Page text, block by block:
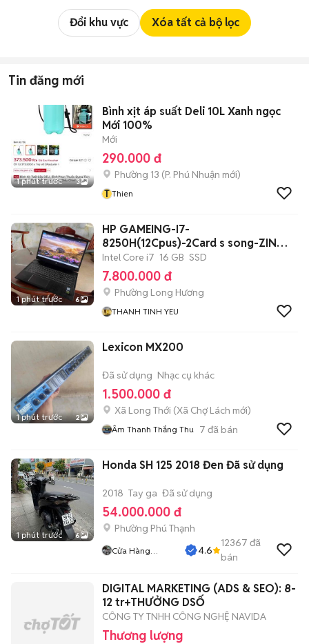
Đổi khu vực Xóa tất cả bộ lọc
Tin đăng mới
1 phút trước 3
Bình xịt áp suất Deli 10L Xanh ngọc
Mới 100%
Mới
290.000 đ
Phường 13 (P. Phú Nhuận mới)
T Thien
1 phút trước 6
HP GAMEING-I7-
8250H(12Cpus)-2Card s song-ZIN
TEM
Intel Core i7 16 GB SSD
7.800.000 đ
Phường Long Hương
THANH TINH YEU
1 phút trước 2
Lexicon MX200
Đã sử dụng Nhạc cụ khác
1.500.000 đ
Xã Long Thới (Xã Chợ Lách mới)
Âm Thanh Thắng Thu 7 đã bán
1 phút trước 6
Honda SH 125 2018 Đen Đã sử dụng
2018 Tay ga Đã sử dụng
54.000.000 đ
Phường Phú Thạnh
Cửa Hàng
4.6
12367 đã
bán
DIGITAL MARKETING (ADS & SEO): 8-
12 tr+THƯỞNG DSỐ
CÔNG TY TNHH CÔNG NGHỆ NAVIDA
Thương lượng